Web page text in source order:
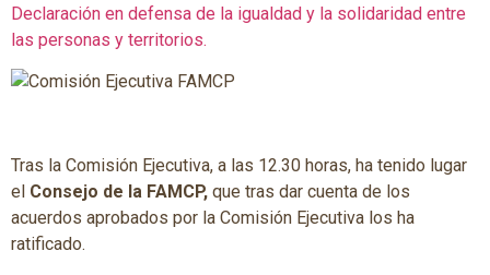
Declaración en defensa de la igualdad y la solidaridad entre
las personas y territorios.
Tras la Comisión Ejecutiva, a las 12.30 horas, ha tenido lugar
el Consejo de la FAMCP, que tras dar cuenta de los
acuerdos aprobados por la Comisión Ejecutiva los ha
ratificado.